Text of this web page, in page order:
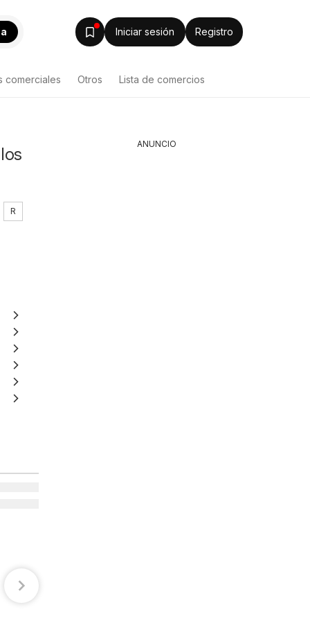
Iniciar sesión Registro
comerciales Otros Lista de comercios
R
ANUNCIO